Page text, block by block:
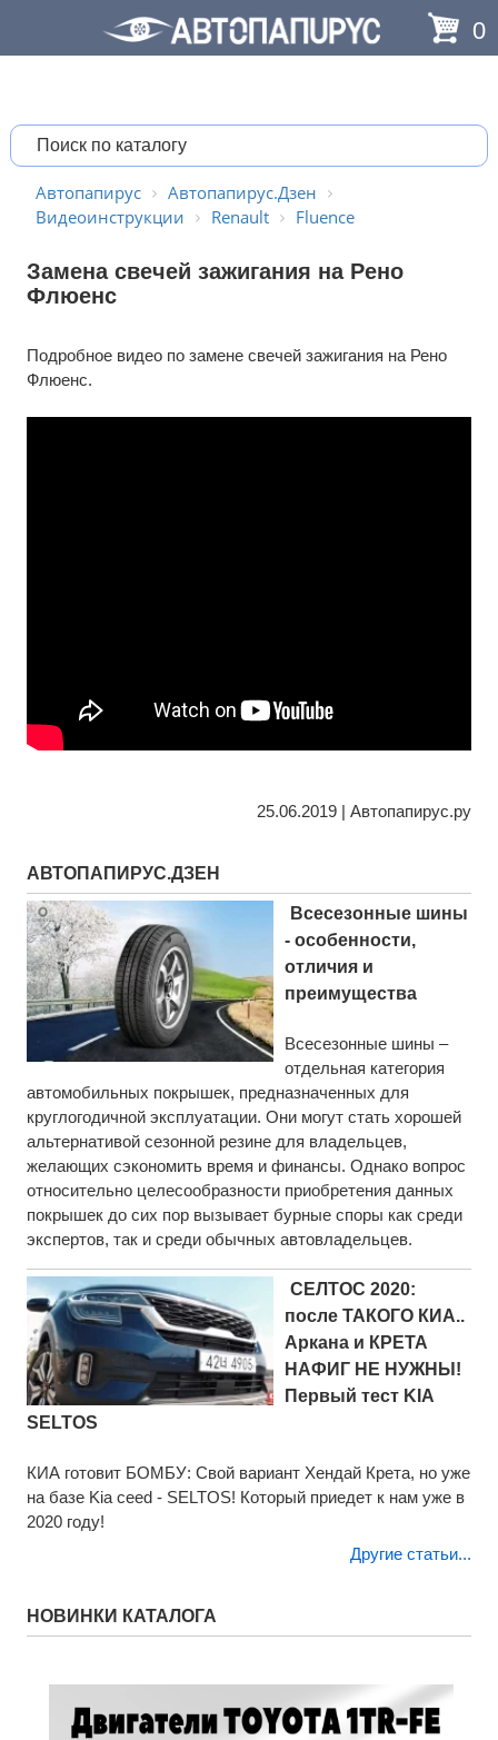
0
Автопапирус
Автопапирус.Дзен
Видеоинструкции
Renault Fluence
Замена свечей зажигания на Рено
Флюенс
Подробное видео по замене свечей зажигания на Рено
Флюенс.
25.06.2019 | Автопапирус.ру
АВТОПАПИРУС.ДЗЕН
Всесезонные шины
- особенности,
отличия и
преимущества
Всесезонные шины –
отдельная категория
автомобильных покрышек, предназначенных для
круглогодичной эксплуатации. Они могут стать хорошей
альтернативой сезонной резине для владельцев,
желающих сэкономить время и финансы. Однако вопрос
относительно целесообразности приобретения данных
покрышек до сих пор вызывает бурные споры как среди
экспертов, так и среди обычных автовладельцев.
СЕЛТОС 2020:
после ТАКОГО КИА..
Аркана и КРЕТА
НАФИГ НЕ НУЖНЫ!
Первый тест KIA
SELTOS
КИА готовит БОМБУ: Свой вариант Хендай Крета, но уже
на базе Kia ceed - SELTOS! Который приедет к нам уже в
2020 году!
Другие статьи...
НОВИНКИ КАТАЛОГА